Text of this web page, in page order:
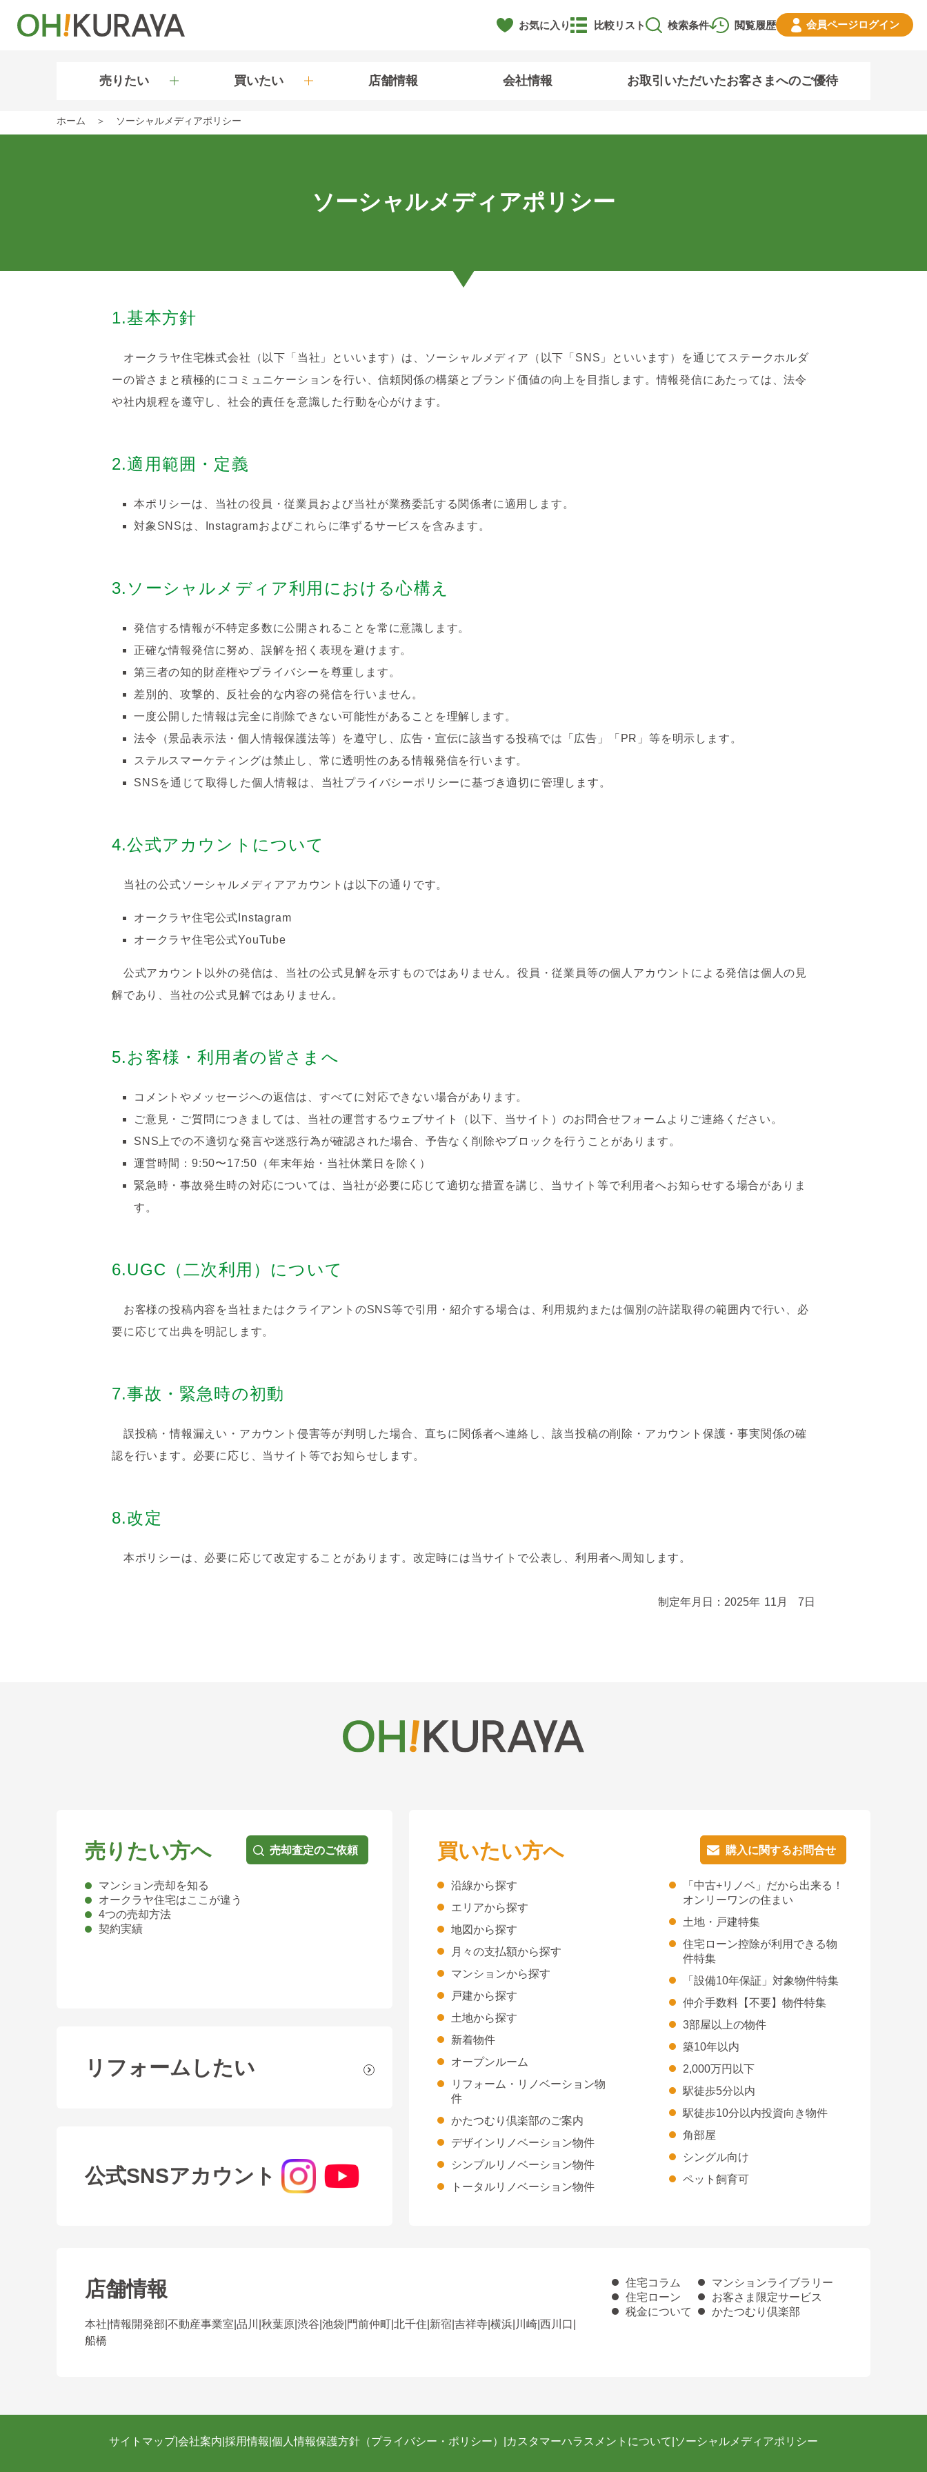
お気に入り 閲覧履歴
比較リスト 検索条件 会員ページログイン
売りたい 買いたい 店舗情報 会社情報 お取引いただいたお客さまへのご優待
ホーム ソーシャルメディアポリシー
ソーシャルメディアポリシー
1.基本方針
オークラヤ住宅株式会社（以下「当社」といいます）は、ソーシャルメディア（以下「SNS」といいます）を通じてステークホルダ
ーの皆さまと積極的にコミュニケーションを行い、信頼関係の構築とブランド価値の向上を目指します。情報発信にあたっては、法令
や社内規程を遵守し、社会的責任を意識した行動を心がけます。
2.適用範囲・定義
本ポリシーは、当社の役員・従業員および当社が業務委託する関係者に適用します。
対象SNSは、Instagramおよびこれらに準ずるサービスを含みます。
3.ソーシャルメディア利用における心構え
発信する情報が不特定多数に公開されることを常に意識します。
正確な情報発信に努め、誤解を招く表現を避けます。
第三者の知的財産権やプライバシーを尊重します。
差別的、攻撃的、反社会的な内容の発信を行いません。
一度公開した情報は完全に削除できない可能性があることを理解します。
法令（景品表示法・個人情報保護法等）を遵守し、広告・宣伝に該当する投稿では「広告」「PR」等を明示します。
ステルスマーケティングは禁止し、常に透明性のある情報発信を行います。
SNSを通じて取得した個人情報は、当社プライバシーポリシーに基づき適切に管理します。
4.公式アカウントについて
当社の公式ソーシャルメディアアカウントは以下の通りです。
オークラヤ住宅公式Instagram
オークラヤ住宅公式YouTube
公式アカウント以外の発信は、当社の公式見解を示すものではありません。役員・従業員等の個人アカウントによる発信は個人の見
解であり、当社の公式見解ではありません。
5.お客様・利用者の皆さまへ
コメントやメッセージへの返信は、すべてに対応できない場合があります。
ご意見・ご質問につきましては、当社の運営するウェブサイト（以下、当サイト）のお問合せフォームよりご連絡ください。
SNS上での不適切な発言や迷惑行為が確認された場合、予告なく削除やブロックを行うことがあります。
運営時間：9:50〜17:50（年末年始・当社休業日を除く）
緊急時・事故発生時の対応については、当社が必要に応じて適切な措置を講じ、当サイト等で利用者へお知らせする場合がありま
す。
6.UGC（二次利用）について
お客様の投稿内容を当社またはクライアントのSNS等で引用・紹介する場合は、利用規約または個別の許諾取得の範囲内で行い、必
要に応じて出典を明記します。
7.事故・緊急時の初動
誤投稿・情報漏えい・アカウント侵害等が判明した場合、直ちに関係者へ連絡し、該当投稿の削除・アカウント保護・事実関係の確
認を行います。必要に応じ、当サイト等でお知らせします。
8.改定
本ポリシーは、必要に応じて改定することがあります。改定時には当サイトで公表し、利用者へ周知します。
制定年月日：2025年 11月 7日
売りたい方へ 売却査定のご依頼
マンション売却を知る
オークラヤ住宅はここが違う
4つの売却方法
契約実績
リフォームしたい
公式SNSアカウント
購入に関するお問合せ
買いたい方へ 購入に関するお問合せ
沿線から探す
エリアから探す
地図から探す
月々の支払額から探す
マンションから探す
戸建から探す
土地から探す
新着物件
オープンルーム
リフォーム・リノベーション物
件
かたつむり倶楽部のご案内
デザインリノベーション物件
シンプルリノベーション物件
トータルリノベーション物件
「中古+リノベ」だから出来る！
オンリーワンの住まい
土地・戸建特集
住宅ローン控除が利用できる物
件特集
「設備10年保証」対象物件特集
仲介手数料【不要】物件特集
3部屋以上の物件
築10年以内
2,000万円以下
駅徒歩5分以内
駅徒歩10分以内投資向き物件
角部屋
シングル向け
ペット飼育可
店舗情報
本社 |情報開発部 不動産事業室 品川 秋葉原 渋谷 池袋 門前仲町 北千住 新宿 吉祥寺 横浜 川崎 西川口
船橋
住宅コラム
マンションライブラリー
住宅ローン
お客さま限定サービス
税金について
かたつむり倶楽部
サイトマップ|会社案内 採用情報 個人情報保護方針（プライバシー・ポリシー） カスタマーハラスメントについて ソーシャルメディアポリシー